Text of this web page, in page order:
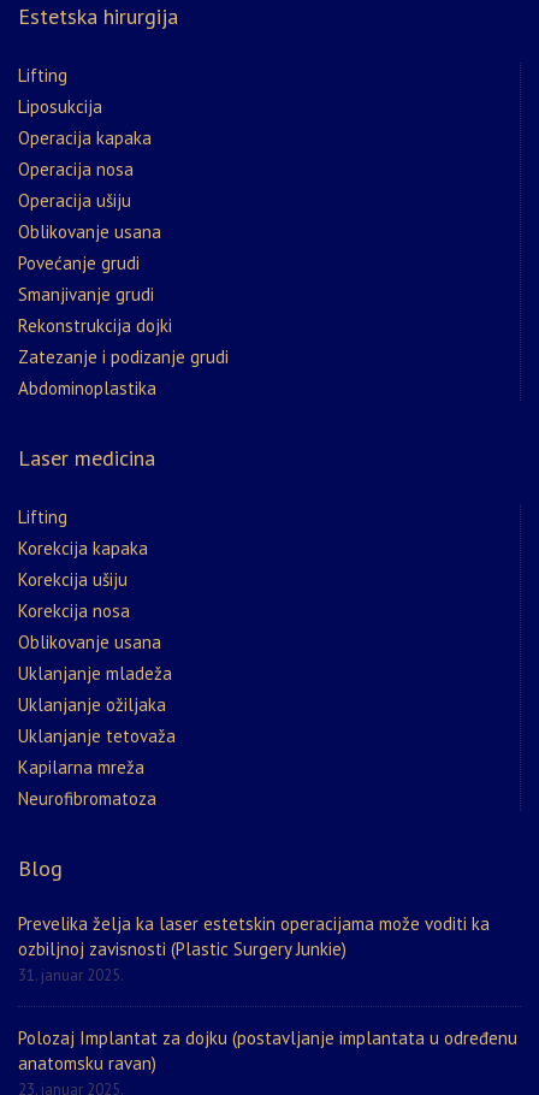
Estetska hirurgija
Lifting
Liposukcija
Operacija kapaka
Operacija nosa
Operacija ušiju
Oblikovanje usana
Povećanje grudi
Smanjivanje grudi
Rekonstrukcija dojki
Zatezanje i podizanje grudi
Abdominoplastika
Laser medicina
Lifting
Korekcija kapaka
Korekcija ušiju
Korekcija nosa
Oblikovanje usana
Uklanjanje mladeža
Uklanjanje ožiljaka
Uklanjanje tetovaža
Kapilarna mreža
Neurofibromatoza
Blog
Prevelika želja ka laser estetskin operacijama može voditi ka
ozbiljnoj zavisnosti (Plastic Surgery Junkie)
31. januar 2025.
Polozaj Implantat za dojku (postavljanje implantata u određenu
anatomsku ravan)
23. januar 2025.